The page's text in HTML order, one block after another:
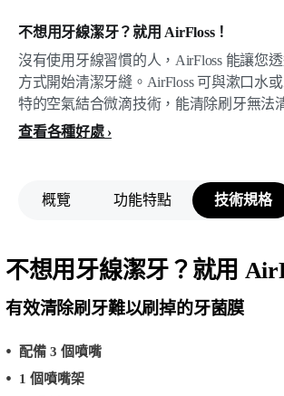
不想用牙線潔牙？就用 AirFloss！
沒有使用牙線習慣的人，AirFloss 能讓您
方式開始清潔牙縫。AirFloss 可與漱口水
特的空氣結合微滴技術，能清除刷牙無法
查看各種好處
概覽 功能特點 技術規格
不想用牙線潔牙？就用
有效清除刷牙難以刷掉的牙菌膜
配備 3 個噴嘴
1 個噴嘴架